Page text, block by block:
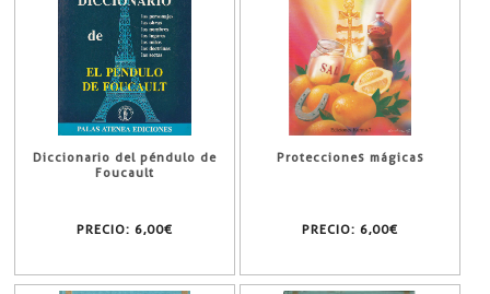
Diccionario del péndulo de
Foucault
PRECIO: 6,00€
Protecciones mágicas
PRECIO: 6,00€